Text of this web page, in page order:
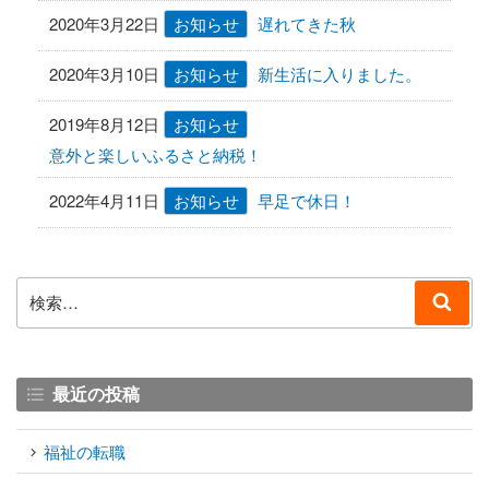
2020年3月22日 お知らせ 遅れてきた秋
2020年3月10日 お知らせ 新生活に入りました。
2019年8月12日
お知らせ
意外と楽しいふるさと納税！
2022年4月11日
お知らせ 早足で休日！
索:
索
最近の投稿
福祉の転職